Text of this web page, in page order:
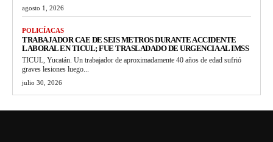
agosto 1, 2026
POLICÍACAS
TRABAJADOR CAE DE SEIS METROS DURANTE ACCIDENTE
LABORAL EN TICUL; FUE TRASLADADO DE URGENCIA AL IMSS
TICUL, Yucatán. Un trabajador de aproximadamente 40 años de edad sufrió
graves lesiones luego...
julio 30, 2026